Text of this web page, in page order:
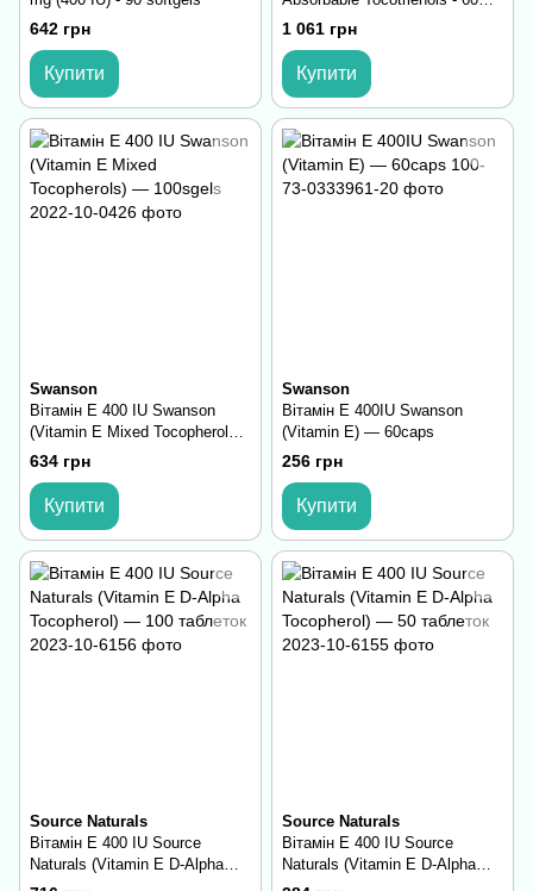
642 грн
Купити
softgels
1 061 грн
Купити
Swanson
Вітамін E 400 IU Swanson
(Vitamin E Mixed Tocopherols)
— 100sgels
634 грн
Купити
Swanson
Вітамін E 400IU Swanson
(Vitamin E) — 60caps
256 грн
Купити
Source Naturals
Вітамін E 400 IU Source
Naturals (Vitamin E D-Alpha
Tocopherol) — 100 таблеток
Source Naturals
Вітамін E 400 IU Source
Naturals (Vitamin E D-Alpha
Tocopherol) — 50 таблеток